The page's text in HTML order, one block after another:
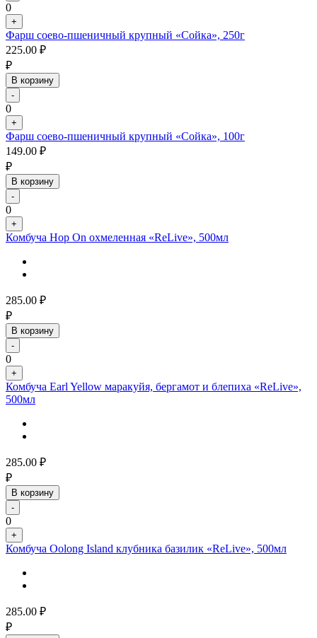
0
+
Фарш соево-пшеничный крупный «Сойка», 250г
225.00 ₽
₽
В корзину
-
0
+
Фарш соево-пшеничный крупный «Сойка», 100г
149.00 ₽
₽
В корзину
-
0
+
Комбуча Hop On охмеленная «ReLive», 500мл
285.00 ₽
₽
В корзину
-
0
+
Комбуча Earl Yellow маракуйя, бергамот и блепиха «ReLive»,
500мл
285.00 ₽
₽
В корзину
-
0
+
Комбуча Oolong Island клубника базилик «ReLive», 500мл
285.00 ₽
₽